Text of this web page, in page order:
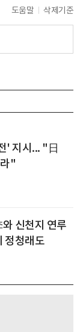
도움말 삭제기준
' 지시... "日
"
신천지 연루
정청래도